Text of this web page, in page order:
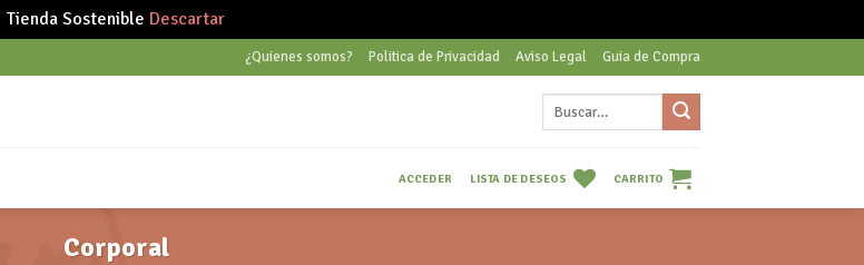
Tienda Sostenible Descartar
¿Quienes somos? Politica de Privacidad Aviso Legal Guia de Compra
ACCEDER LISTA DE DESEOS CARRITO
Corporal